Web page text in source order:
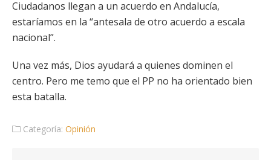
Ciudadanos llegan a un acuerdo en Andalucía,
estaríamos en la “antesala de otro acuerdo a escala
nacional”.
Una vez más, Dios ayudará a quienes dominen el
centro. Pero me temo que el PP no ha orientado bien
esta batalla.
Categoría: Opinión